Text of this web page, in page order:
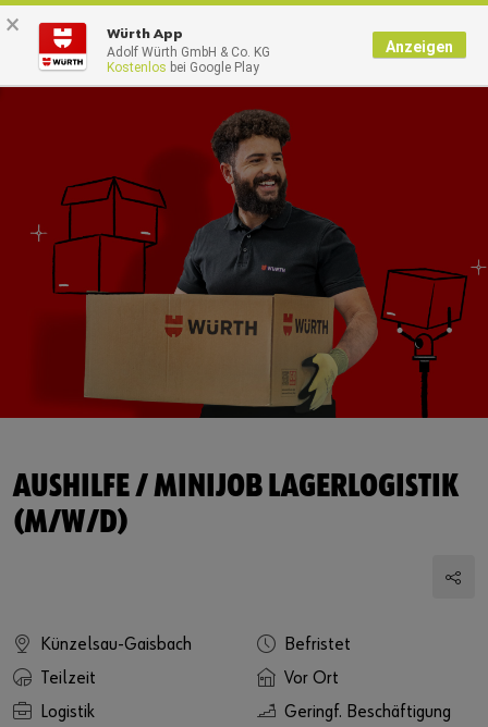
AUSHILFE / MINIJOB LAGERLOGISTIK
(M/W/D)
Künzelsau-Gaisbach
Befristet
Teilzeit
Vor Ort
Logistik
Geringf. Beschäftigung
× Würth App
Adolf Würth GmbH & Co. KG
Kostenlos bei Google Play
Anzeigen